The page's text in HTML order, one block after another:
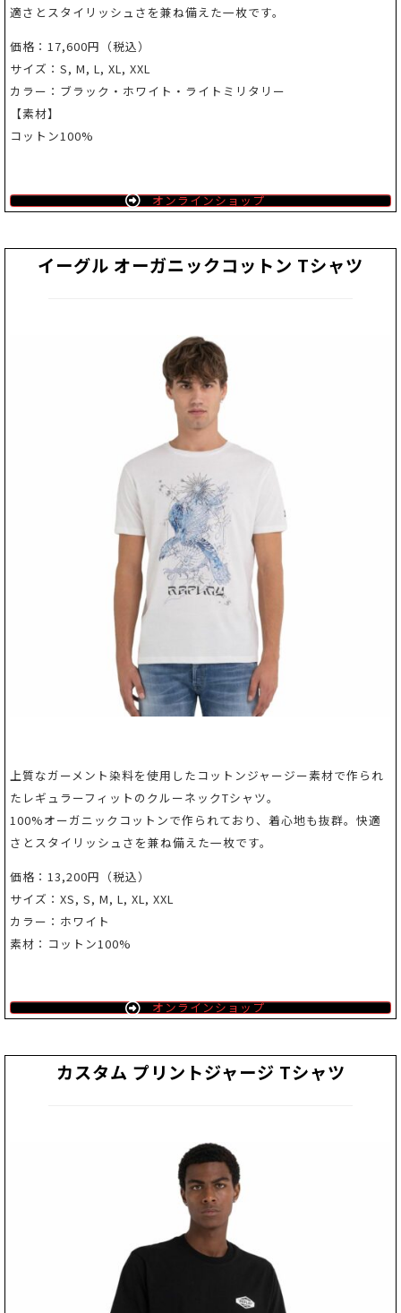
適さとスタイリッシュさを兼ね備えた一枚です。
価格：17,600円（税込）
サイズ：S, M, L, XL, XXL
カラー：ブラック・ホワイト・ライトミリタリー
【素材】
コットン100%
オンラインショップ
イーグル オーガニックコットン Tシャツ
上質なガーメント染料を使用したコットンジャージー素材で作られ
たレギュラーフィットのクルーネックTシャツ。
100%オーガニックコットンで作られており、着心地も抜群。快適
さとスタイリッシュさを兼ね備えた一枚です。
価格：13,200円（税込）
サイズ：XS, S, M, L, XL, XXL
カラー：ホワイト
素材：コットン100%
オンラインショップ
カスタム プリントジャージ Tシャツ